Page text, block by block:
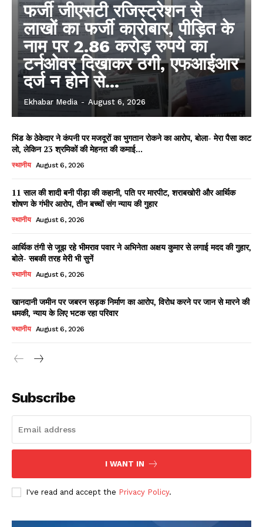
फर्जी जीएसटी रजिस्ट्रेशन से
लाखों का फर्जी कारोबार, पीड़ित के
नाम पर 2.86 करोड़ रुपये का
टर्नओवर दिखाकर ठगी, एफआईआर
दर्ज न होने से...
Ekhabar Media - August 6, 2026
भिंड के ठेकेदार ने कंपनी पर मजदूरों का भुगतान रोकने का आरोप, बोला- मेरा पैसा काट
लो, लेकिन 23 श्रमिकों की मेहनत की कमाई...
स्थानीय August 6, 2026
11 साल की शादी बनी पीड़ा की कहानी, पति पर मारपीट, शराबखोरी और आर्थिक
शोषण के गंभीर आरोप, तीन बच्चों संग न्याय की गुहार
स्थानीय August 6, 2026
आर्थिक तंगी से जूझ रहे भीमराव पवार ने अभिनेता अक्षय कुमार से लगाई मदद की गुहार,
बोले- सबकी तरह मेरी भी सुनें
स्थानीय August 6, 2026
खानदानी जमीन पर जबरन सड़क निर्माण का आरोप, विरोध करने पर जान से मारने की
धमकी, न्याय के लिए भटक रहा परिवार
स्थानीय August 6, 2026
Subscribe
I WANT IN
I've read and accept the Privacy Policy.